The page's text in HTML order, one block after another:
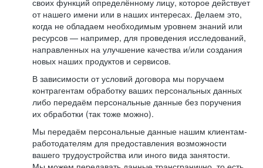
своих функций определённому лицу, которое действует
от нашего имени или в наших интересах. Делаем это,
когда не обладаем необходимым уровнем знаний или
ресурсов — например, для проведения исследований,
направленных на улучшение качества и/или создания
новых наших продуктов и сервисов.
В зависимости от условий договора мы поручаем
контрагентам обработку ваших персональных данных
либо передаём персональные данные без поручения
их обработки (так тоже можно).
Мы передаём персональные данные нашим клиентам-
работодателям для предоставления возможности
вашего трудоустройства или иного вида занятости.